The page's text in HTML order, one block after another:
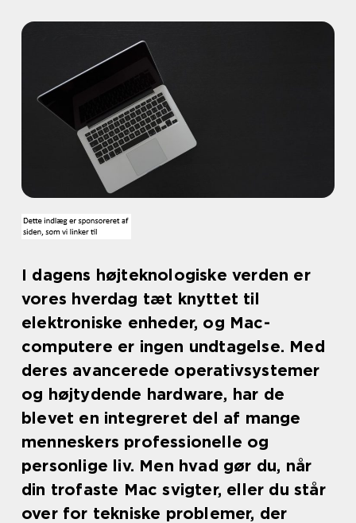
I dagens højteknologiske verden er
vores hverdag tæt knyttet til
elektroniske enheder, og Mac-
computere er ingen undtagelse. Med
deres avancerede operativsystemer
og højtydende hardware, har de
blevet en integreret del af mange
menneskers professionelle og
personlige liv. Men hvad gør du, når
din trofaste Mac svigter, eller du står
over for tekniske problemer, der